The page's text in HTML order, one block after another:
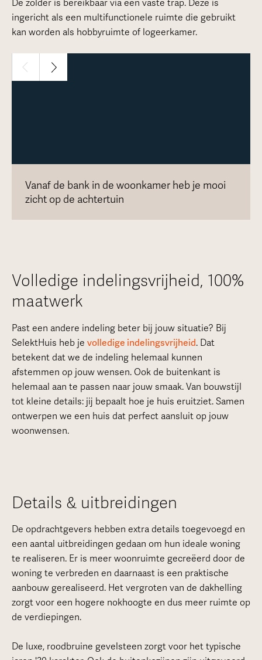
De zolder is bereikbaar via een vaste trap. Deze is
ingericht als een multifunctionele ruimte die gebruikt
kan worden als hobbyruimte of logeerkamer.
Vanaf de bank in de woonkamer heb je mooi
zicht op de achtertuin
Volledige indelingsvrijheid, 100%
maatwerk
Past een andere indeling beter bij jouw situatie? Bij
SelektHuis heb je volledige indelingsvrijheid. Dat
betekent dat we de indeling helemaal kunnen
afstemmen op jouw wensen. Ook de buitenkant is
helemaal aan te passen naar jouw smaak. Van bouwstijl
tot kleine details: jij bepaalt hoe je huis eruitziet. Samen
ontwerpen we een huis dat perfect aansluit op jouw
woonwensen.
Details & uitbreidingen
De opdrachtgevers hebben extra details toegevoegd en
een aantal uitbreidingen gedaan om hun ideale woning
te realiseren. Er is meer woonruimte gecreëerd door de
woning te verbreden en daarnaast is een praktische
aanbouw gerealiseerd. Het vergroten van de dakhelling
zorgt voor een hogere nokhoogte en dus meer ruimte op
de verdiepingen.
De luxe, roodbruine gevelsteen zorgt voor het typische